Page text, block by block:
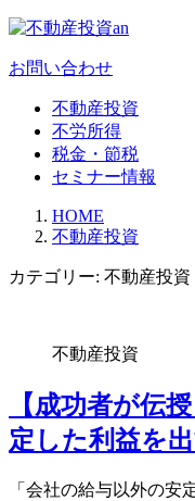
お問い合わせ
不動産投資
不労所得
税金・節税
セミナー情報
HOME
不動産投資
カテゴリー: 不動産投資
不動産投資
【成功者が伝
定した利益を
「会社の給与以外の安